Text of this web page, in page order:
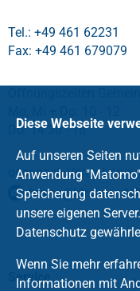
Tel.: +49 461 62231
Fax: +49 461 679079
Do: 14.30 - 16
oder nach Vereinbarung
buero@kirche-
Service
Diese Webseite
Auf unseren Seiten
Anwendung
Speicherung
unsere eigenen
Datenschutz
Wenn Sie mehr
Informationen mit